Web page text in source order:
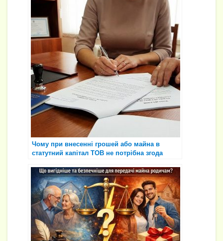
Чому при внесенні грошей або майна в
статутний капітал ТОВ не потрібна згода